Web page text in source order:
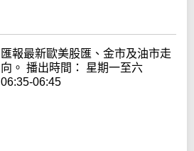
匯報最新歐美股匯、金市及油市走
向。 播出時間： 星期一至六
06:35-06:45